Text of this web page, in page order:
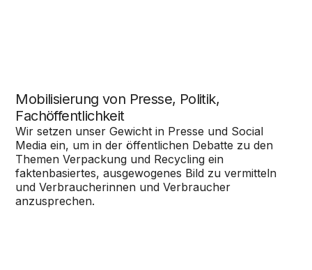
Mobilisierung von Presse, Politik,
Fachöffentlichkeit
Wir setzen unser Gewicht in Presse und Social
Media ein, um in der öffentlichen Debatte zu den
Themen Verpackung und Recycling ein
faktenbasiertes, ausgewogenes Bild zu vermitteln
und Verbraucherinnen und Verbraucher
anzusprechen.